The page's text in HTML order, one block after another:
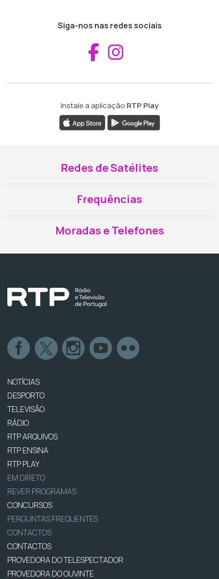
Siga-nos nas redes sociais
Aceder ao
Instale a aplicação RTP Play
Redes de Satélites
Frequências
Moradas e Telefones
NOTÍCIAS
DESPORTO
TELEVISÃO
RÁDIO
RTP ARQUIVOS
RTP ENSINA
RTP PLAY
EM DIRETO
REVER PROGRAMAS
CONCURSOS
PERGUNTAS FREQUENTES
CONTACTOS
CONTACTOS
PROVEDORA DO TELESPECTADOR
PROVEDORA DO OUVINTE